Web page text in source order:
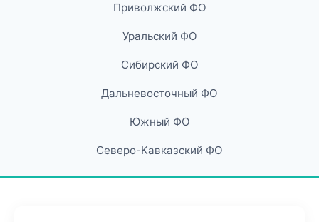
Приволжский ФО
Уральский ФО
Сибирский ФО
Дальневосточный ФО
Южный ФО
Северо-Кавказский ФО